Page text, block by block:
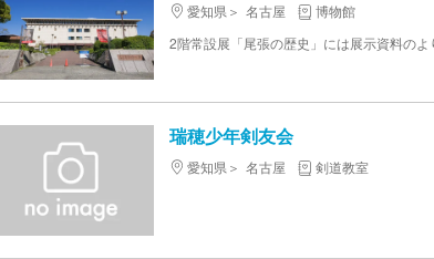
愛知県 名古屋
博物館
瑞穂少年剣友会
愛知県 名古屋 剣道教室